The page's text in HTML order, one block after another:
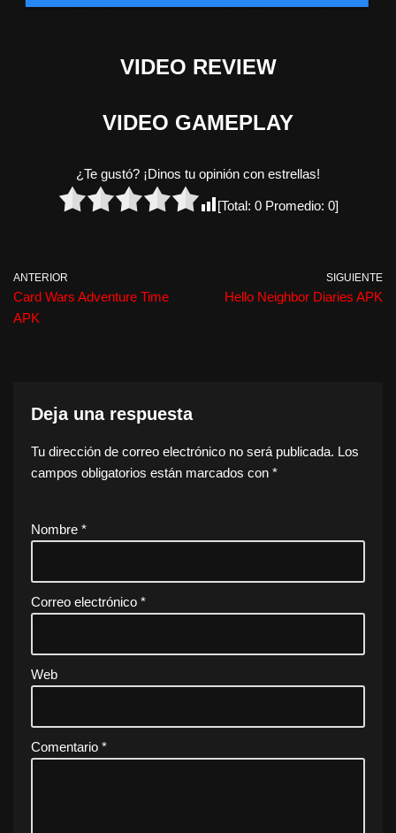
VIDEO REVIEW
VIDEO GAMEPLAY
¿Te gustó? ¡Dinos tu opinión con estrellas!
[Total: 0Promedio: 0]
ANTERIOR
Card Wars Adventure Time
APK
SIGUIENTE
Hello Neighbor Diaries APK
Deja una respuesta
Tu dirección de correo electrónico no será publicada. Los
campos obligatorios están marcados con *
Nombre *
Correo electrónico *
Web
Comentario *